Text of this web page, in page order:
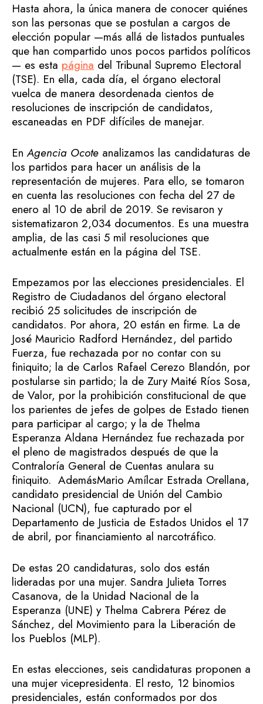
Hasta ahora, la única manera de conocer quiénes
son las personas que se postulan a cargos de
elección popular —más allá de listados puntuales
que han compartido unos pocos partidos políticos
— es esta página del Tribunal Supremo Electoral
(TSE). En ella, cada día, el órgano electoral
vuelca de manera desordenada cientos de
resoluciones de inscripción de candidatos,
escaneadas en PDF difíciles de manejar.
EnAgencia Ocote analizamos las candidaturas de
los partidos para hacer un análisis de la
representación de mujeres. Para ello, se tomaron
en cuenta las resoluciones con fecha del 27 de
enero al 10 de abril de 2019. Se revisaron y
sistematizaron 2,034 documentos. Es una muestra
amplia, de las casi 5 mil resoluciones que
actualmente están en la página del TSE.
Empezamos por las elecciones presidenciales. El
Registro de Ciudadanos del órgano electoral
recibió 25 solicitudes de inscripción de
candidatos. Por ahora, 20 están en firme. La de
José Mauricio Radford Hernández, del partido
Fuerza, fue rechazada por no contar con su
finiquito; la de Carlos Rafael Cerezo Blandón, por
postularse sin partido; la de Zury Maité Ríos Sosa,
de Valor, por la prohibición constitucional de que
los parientes de jefes de golpes de Estado tienen
para participar al cargo; y la de Thelma
Esperanza Aldana Hernández fue rechazada por
el pleno de magistrados después de que la
Contraloría General de Cuentas anulara su
finiquito. AdemásMario Amílcar Estrada Orellana,
candidato presidencial de Unión del Cambio
Nacional (UCN), fue capturado por el
Departamento de Justicia de Estados Unidos el 17
de abril, por financiamiento al narcotráfico.
De estas 20 candidaturas, solo dos están
lideradas por una mujer. Sandra Julieta Torres
Casanova, de la Unidad Nacional de la
Esperanza (UNE) y Thelma Cabrera Pérez de
Sánchez, del Movimiento para la Liberación de
los Pueblos (MLP).
En estas elecciones, seis candidaturas proponen a
una mujer vicepresidenta. El resto, 12 binomios
presidenciales, están conformados por dos